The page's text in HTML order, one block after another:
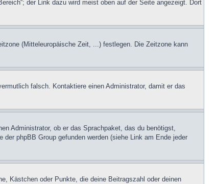
der Link dazu wird meist oben auf der Seite angezeigt. Dort
(Mitteleuropäische Zeit, ...) festlegen. Die Zeitzone kann
falsch. Kontaktiere einen Administrator, damit er das
Administrator, ob er das Sprachpaket, das du benötigst,
phpBB Group gefunden werden (siehe Link am Ende jeder
Kästchen oder Punkte, die deine Beitragszahl oder deinen